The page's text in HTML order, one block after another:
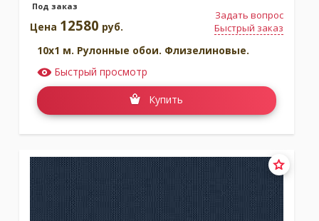
Под заказ
Задать вопрос
Быстрый заказ
Цена 12580 руб.
10x1 м. Рулонные обои. Флизелиновые.
Быстрый просмотр
Купить